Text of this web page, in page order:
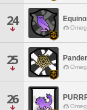
24
25
26